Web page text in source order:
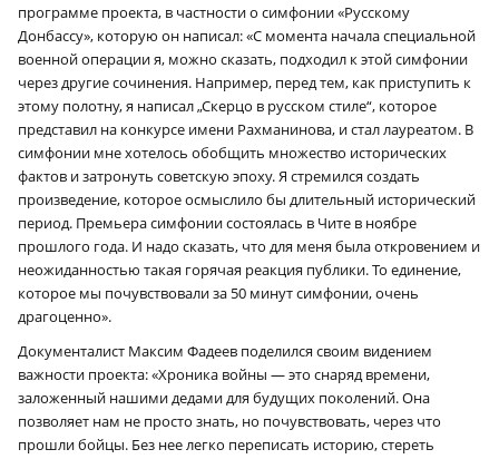
программе проекта, в частности о симфонии «Русскому
Донбассу», которую он написал: «С момента начала специальной
военной операции я, можно сказать, подходил к этой симфонии
через другие сочинения. Например, перед тем, как приступить к
этому полотну, я написал „Скерцо в русском стиле“, которое
представил на конкурсе имени Рахманинова, и стал лауреатом. В
симфонии мне хотелось обобщить множество исторических
фактов и затронуть советскую эпоху. Я стремился создать
произведение, которое осмыслило бы длительный исторический
период. Премьера симфонии состоялась в Чите в ноябре
прошлого года. И надо сказать, что для меня была откровением и
неожиданностью такая горячая реакция публики. То единение,
которое мы почувствовали за 50 минут симфонии, очень
драгоценно».
Документалист Максим Фадеев поделился своим видением
важности проекта: «Хроника войны — это снаряд времени,
заложенный нашими дедами для будущих поколений. Она
позволяет нам не просто знать, но почувствовать, через что
прошли бойцы. Без нее легко переписать историю, стереть